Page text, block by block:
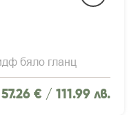
бяло гланц
57.26 € / 111.99 лв.